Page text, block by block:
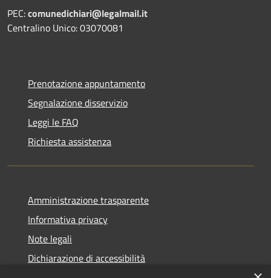
PEC:comunedichiari@legalmail.it
Centralino Unico: 03070081
Prenotazione appuntamento
Segnalazione disservizio
Leggi le FAQ
Richiesta assistenza
Amministrazione trasparente
Informativa privacy
Note legali
Dichiarazione di accessibilità